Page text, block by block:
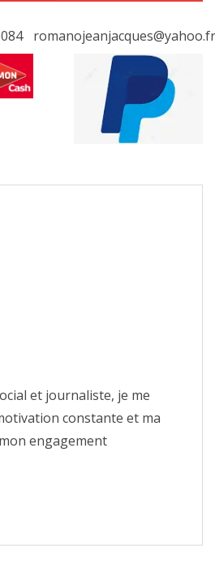
romanojeanjacques@yahoo.fr
et journaliste, je me
constante et ma
engagement